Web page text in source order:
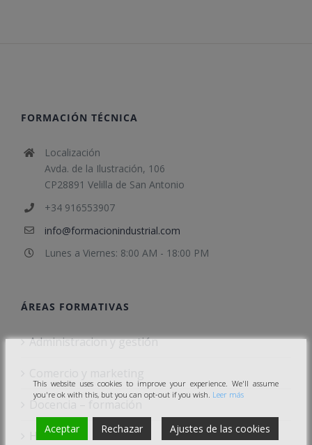
FORMACIÓN TÉCNICA
Localización
Avda. de la Ilustración, 106
CP28891 Velilla de San Antonio
+34 916553907
info@formacionindustrial.com
Lunes a Viernes: 8:00 AM - 18:00 PM
ÁREAS FORMATIVAS
Administracion y gestión
Docencia – formación
Hostelería
This website uses cookies to improve your experience. We'll assume
you're ok with this, but you can opt-out if you wish. Leer más
Aceptar Rechazar Ajustes de las cookies